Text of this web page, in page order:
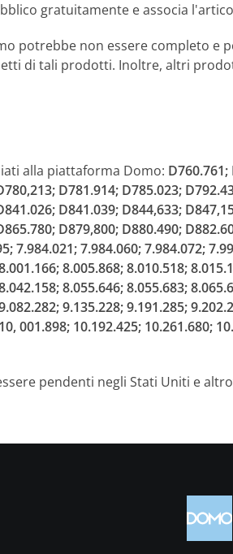
gratuitamente e associa
potrebbe non essere completo
di tali prodotti. Inoltre, altri
alla piattaforma Domo: D760.761;
D781.914; D785.023;
D841.039; D844,633;
D879,800; D880.490;
7.984.021; 7.984.060; 7.984.072;
8.005.868; 8.010.518;
8.055.646; 8.055.683;
9.135.228; 9.191.285;
001.898; 10.192.425; 10.261.680;
pendenti negli Stati Uniti e